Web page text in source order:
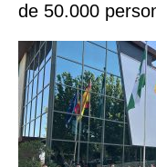
de 50.000